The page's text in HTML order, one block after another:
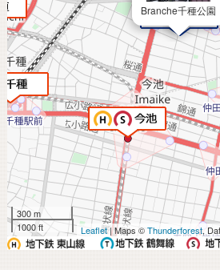
Branche千種公園
300 m
1000 ft
Leaflet| Maps ©Thunderforest,